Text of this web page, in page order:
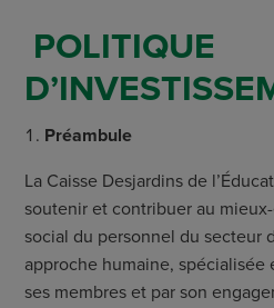
POLITIQUE
Préambule
La Caisse Desjardins de
soutenir et contribuer au
social du personnel du secteur
approche humaine, spécialisée
ses membres et par son